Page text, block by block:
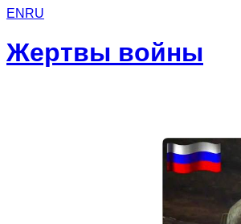
EN RU
Жертвы войны